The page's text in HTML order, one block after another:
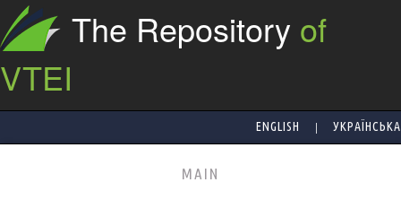
The Repository of
VTEI
ENGLISH | УКРАЇНСЬКА
MAIN